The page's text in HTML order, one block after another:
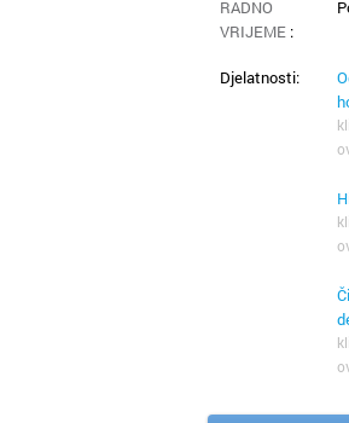
RADNO
VRIJEME :
Djelatnosti: